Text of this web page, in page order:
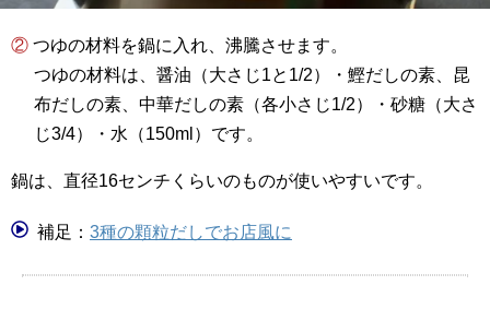
② つゆの材料を鍋に入れ、沸騰させます。
つゆの材料は、醤油（大さじ1と1/2）・鰹だしの素、昆
布だしの素、中華だしの素（各小さじ1/2）・砂糖（大さ
じ3/4）・水（150ml）です。
鍋は、直径16センチくらいのものが使いやすいです。
補足： 3種の顆粒だしでお店風に